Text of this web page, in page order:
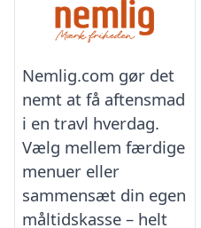
Nemlig.com gør det
nemt at få aftensmad
i en travl hverdag.
Vælg mellem færdige
menuer eller
sammensæt din egen
måltidskasse – helt